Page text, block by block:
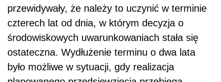
przewidywały, że należy to uczynić w terminie
czterech lat od dnia, w którym decyzja o
środowiskowych uwarunkowaniach stała się
ostateczna. Wydłużenie terminu o dwa lata
było możliwe w sytuacji, gdy realizacja